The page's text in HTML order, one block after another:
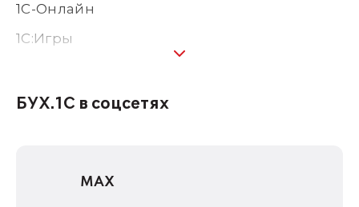
1С-Онлайн
1C:Игры
1С:Консалтинг
1С:Дистрибьюция
БУХ.1С в соцсетях
MAX